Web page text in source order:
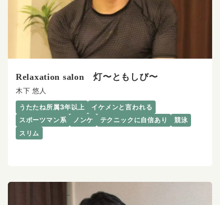
Relaxation salon 灯〜ともしび〜
木下 悠人
うたたね所属3年以上
イケメンと言われる
スポーツマン系
ノンケ テクニックに自信あり
競泳
スリム